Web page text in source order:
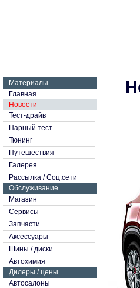
Материалы
Главная
Новости
Тест-драйв
Парный тест
Тюнинг
Путешествия
Галерея
Рассылка /Соц.сети
Обслуживание
Магазин
Сервисы
Запчасти
Аксессуары
Шины / диски
Автохимия
Дилеры / цены
Автосалоны